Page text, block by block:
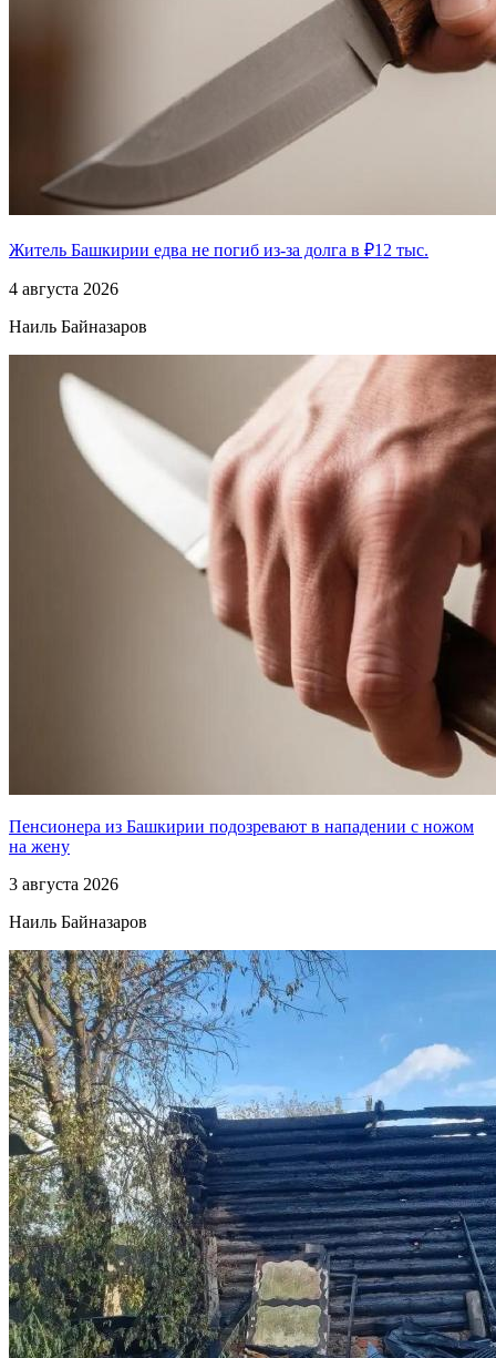
Житель Башкирии едва не погиб из-за долга в ₽12 тыс.
4 августа 2026
Наиль Байназаров
Пенсионера из Башкирии подозревают в нападении с ножом
на жену
3 августа 2026
Наиль Байназаров